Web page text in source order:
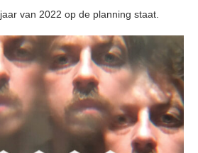
van 2022 op de planning staat.